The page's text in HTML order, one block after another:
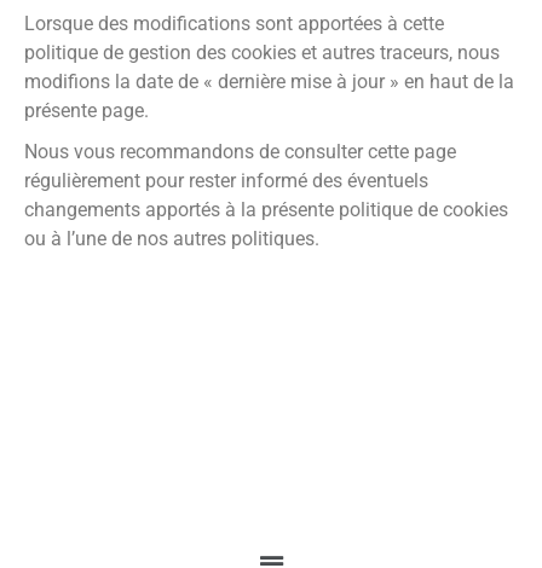
Lorsque des modifications sont apportées à cette
politique de gestion des cookies et autres traceurs, nous
modifions la date de « dernière mise à jour » en haut de la
présente page.
Nous vous recommandons de consulter cette page
régulièrement pour rester informé des éventuels
changements apportés à la présente politique de cookies
ou à l’une de nos autres politiques.
puissions
améliorer la
fonctionnalité
et la
structure du
site Web, en
fonction de la
manière dont
le site Web
est utilisé.